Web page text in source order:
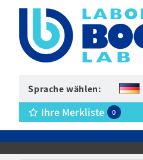
Sprache wählen:
Ihre Merkliste 0